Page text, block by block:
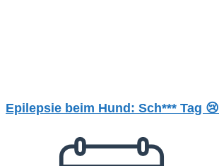
Epilepsie beim Hund: Sch*** Tag 😢